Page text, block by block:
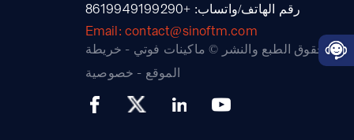
رقم الهاتف/واتساب: +8619949199290
Email: contact@sinoftm.com
حقوق الطبع والنشر © ماكينات فوتي - خريطة
الموقع - خصوصية